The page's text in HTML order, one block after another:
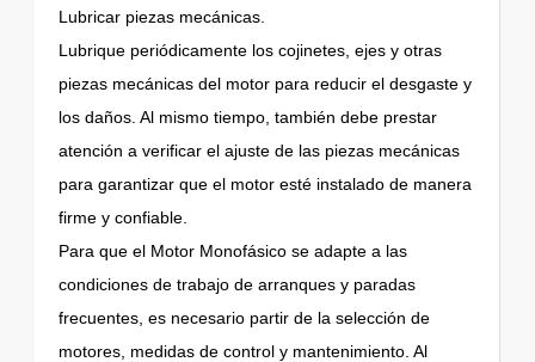
Lubricar piezas mecánicas.
Lubrique periódicamente los cojinetes, ejes y otras
piezas mecánicas del motor para reducir el desgaste y
los daños. Al mismo tiempo, también debe prestar
atención a verificar el ajuste de las piezas mecánicas
para garantizar que el motor esté instalado de manera
firme y confiable.
Para que el Motor Monofásico se adapte a las
condiciones de trabajo de arranques y paradas
frecuentes, es necesario partir de la selección de
motores, medidas de control y mantenimiento. Al